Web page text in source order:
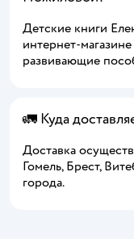
Детские книги
интернет-
развивающие
🚛 Куда
Доставка
Гомель, Брест,
города.